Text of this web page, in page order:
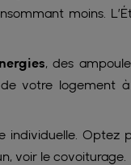
moins.
, des
votre logement
individuelle.
voir le covoiturage.